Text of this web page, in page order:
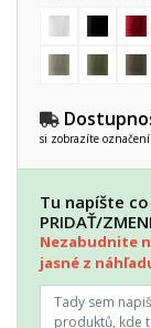
si zobrazíte
Tu napíšte
PRIDAŤ/
Nezabudnite
jasné z